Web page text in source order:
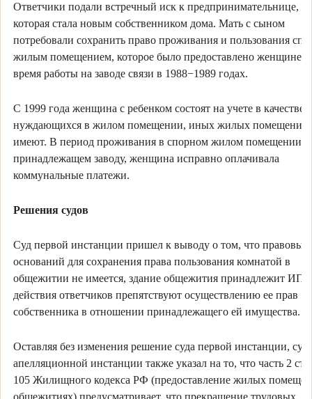
Ответчики подали встречный иск к предпринимательнице,
которая стала новым собственником дома. Мать с сыном
потребовали сохранить право проживания и пользования
жилым помещением, которое было предоставлено женщине
время работы на заводе связи в 1988−1989 годах.
С 1999 года женщина с ребенком состоят на учете в качестве
нуждающихся в жилом помещении, иных жилых помещений
имеют. В период проживания в спорном жилом помещении,
принадлежащем заводу, женщина исправно оплачивала
коммунальные платежи.
Решения судов
Суд первой инстанции пришел к выводу о том, что правовых
оснований для сохранения права пользования комнатой в
общежитии не имеется, здание общежития принадлежит ИП,
действия ответчиков препятствуют осуществлению ее прав
собственника в отношении принадлежащего ей имущества.
Оставляя без изменения решение суда первой инстанции, суд
апелляционной инстанции также указал на то, что часть 2
105 Жилищного кодекса РФ (предоставление жилых